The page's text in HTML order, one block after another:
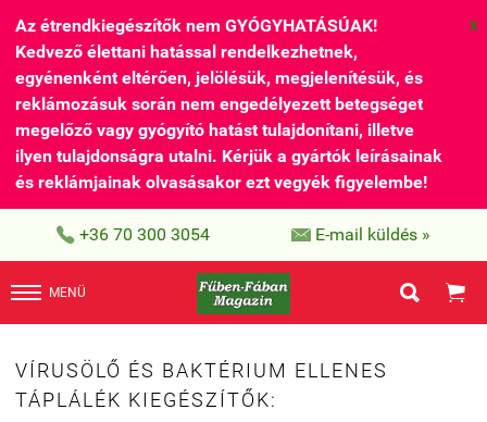
Az étrendkiegészítők nem GYÓGYHATÁSÚAK!
Kedvező élettani hatással rendelkezhetnek,
egyénenként eltérően, jelölésük, megjelenítésük, és
reklámozásuk során nem engedélyezett betegséget
megelőző vagy gyógyító hatást tulajdonítani, illetve
ilyen tulajdonságra utalni. Kérjük a gyártók leírásainak
és reklámjainak olvasásakor ezt vegyék figyelembe!
X
 +36 70 300 3054  E-mail küldés »
MENÜ  
VÍRUSÖLŐ ÉS BAKTÉRIUM ELLENES
TÁPLÁLÉK KIEGÉSZÍTŐK: